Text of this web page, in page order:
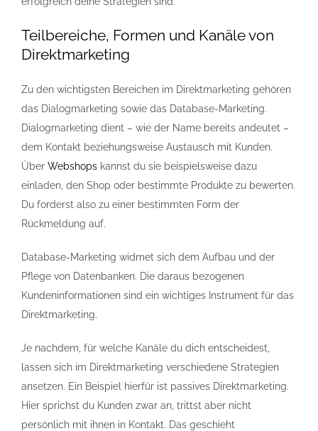
Teilbereiche, Formen und Kanäle von
Direktmarketing
Zu den wichtigsten Bereichen im Direktmarketing gehören
das Dialogmarketing sowie das Database-Marketing.
Dialogmarketing dient – wie der Name bereits andeutet –
dem Kontakt beziehungsweise Austausch mit Kunden.
Über Webshops kannst du sie beispielsweise dazu
einladen, den Shop oder bestimmte Produkte zu bewerten.
Du forderst also zu einer bestimmten Form der
Rückmeldung auf.
Database-Marketing widmet sich dem Aufbau und der
Pflege von Datenbanken. Die daraus bezogenen
Kundeninformationen sind ein wichtiges Instrument für das
Direktmarketing.
Je nachdem, für welche Kanäle du dich entscheidest,
lassen sich im Direktmarketing verschiedene Strategien
ansetzen. Ein Beispiel hierfür ist passives Direktmarketing.
Hier sprichst du Kunden zwar an, trittst aber nicht
persönlich mit ihnen in Kontakt. Das geschieht